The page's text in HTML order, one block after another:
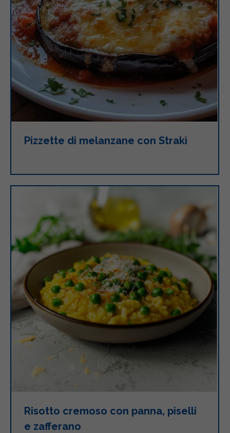
Pizzette di melanzane con Strakì
Risotto cremoso con panna, piselli
e zafferano